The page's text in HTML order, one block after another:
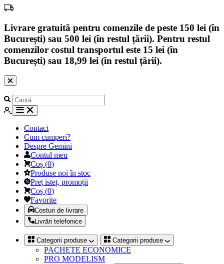
Livrare gratuită pentru comenzile de peste 150 lei (în
București) sau 500 lei (în restul țării). Pentru restul
comenzilor costul transportul este 15 lei (în
București) sau 18,99 lei (în restul țării).
Contact
Cum cumperi?
Despre Gemini
Contul meu
Coș (0)
Produse noi în stoc
Preț isteț, promoții
Coș (0)
Favorite
Costuri de livrare
Livrări telefonice
Categorii produse Categorii produse
PACHETE ECONOMICE
PRO MODELISM